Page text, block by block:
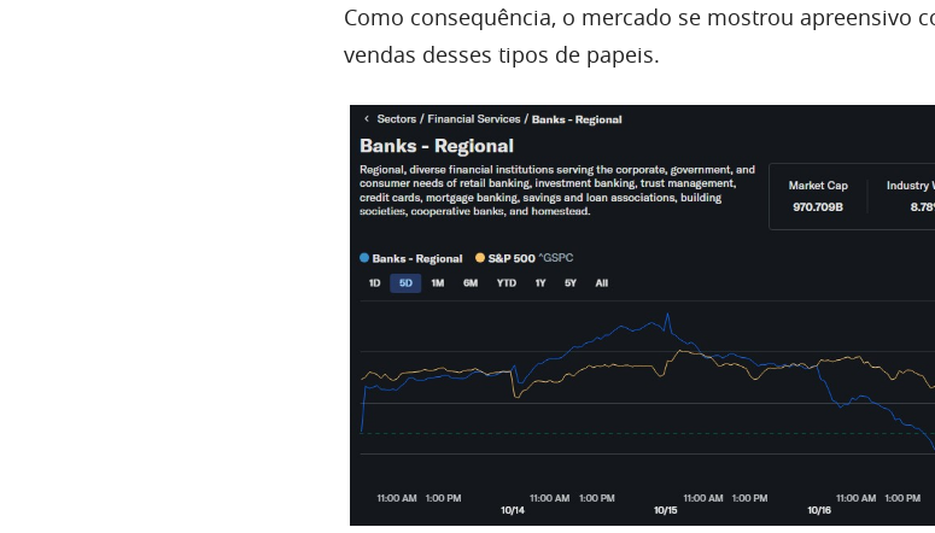
Como consequência, o mercado se mostrou apreensivo
vendas desses tipos de papeis.